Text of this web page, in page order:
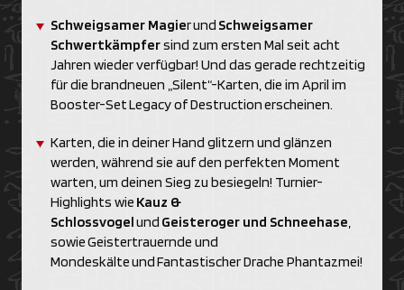
Schweigsamer Magier und Schweigsamer
Schwertkämpfersind zum ersten Mal seit acht
Jahren wieder verfügbar! Und das gerade rechtzeitig
für die brandneuen „Silent“-Karten, die im April im
Booster-Set Legacy of Destruction erscheinen.
Karten, die in deiner Hand glitzern und glänzen
werden, während sie auf den perfekten Moment
warten, um deinen Sieg zu besiegeln! Turnier-
Highlights wie Kauz &
Schlossvogelund Geisteroger und Schneehase,
sowie Geistertrauernde und
Mondeskälte und Fantastischer Drache Phantazmei!